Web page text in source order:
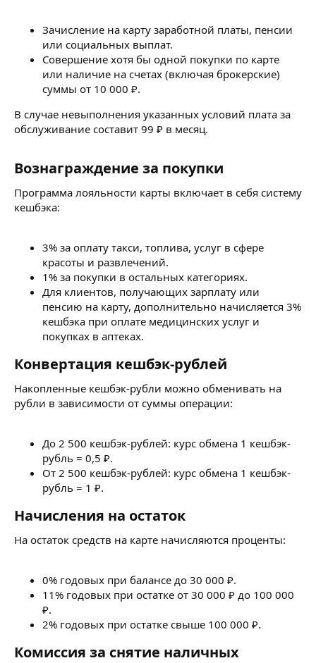
Зачисление на карту заработной платы, пенсии
или социальных выплат.
Совершение хотя бы одной покупки по карте
или наличие на счетах (включая брокерские)
суммы от 10 000 ₽.
В случае невыполнения указанных условий плата за
обслуживание составит 99 ₽ в месяц.
Вознаграждение за покупки​
Программа лояльности карты включает в себя систему
кешбэка:
3% за оплату такси, топлива, услуг в сфере
красоты и развлечений.
1% за покупки в остальных категориях.
Для клиентов, получающих зарплату или
пенсию на карту, дополнительно начисляется 3%
кешбэка при оплате медицинских услуг и
покупках в аптеках.
Конвертация кешбэк-рублей​
Накопленные кешбэк-рубли можно обменивать на
рубли в зависимости от суммы операции:
До 2 500 кешбэк-рублей: курс обмена 1 кешбэк-
рубль = 0,5 ₽.
От 2 500 кешбэк-рублей: курс обмена 1 кешбэк-
рубль = 1 ₽.
Начисления на остаток​
На остаток средств на карте начисляются проценты:
0% годовых при балансе до 30 000 ₽.
11% годовых при остатке от 30 000 ₽ до 100 000
₽.
2% годовых при остатке свыше 100 000 ₽.
Комиссия за снятие наличных​